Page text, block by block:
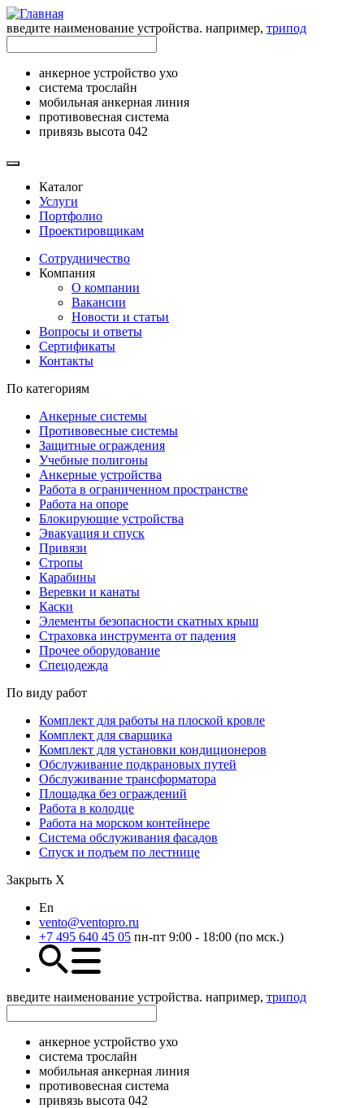
введите наименование устройства. например, трипод
анкерное устройство ухо
система трослайн
мобильная анкерная линия
противовесная система
привязь высота 042
Каталог
Услуги
Портфолио
Проектировщикам
Сотрудничество
Компания
О компании
Вакансии
Новости и статьи
Вопросы и ответы
Сертификаты
Контакты
По категориям
Анкерные системы
Противовесные системы
Защитные ограждения
Учебные полигоны
Анкерные устройства
Работа в ограниченном пространстве
Работа на опоре
Блокирующие устройства
Эвакуация и спуск
Привязи
Стропы
Карабины
Веревки и канаты
Каски
Элементы безопасности скатных крыш
Страховка инструмента от падения
Прочее оборудование
Спецодежда
По виду работ
Комплект для работы на плоской кровле
Комплект для сварщика
Комплект для установки кондиционеров
Обслуживание подкрановых путей
Обслуживание трансформатора
Площадка без ограждений
Работа в колодце
Работа на морском контейнере
Система обслуживания фасадов
Спуск и подъем по лестнице
Закрыть Х
En
vento@ventopro.ru
+7 495 640 45 05 пн-пт 9:00 - 18:00 (по мск.)
введите наименование устройства. например, трипод
анкерное устройство ухо
система трослайн
мобильная анкерная линия
противовесная система
привязь высота 042